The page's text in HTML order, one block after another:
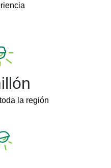
la región